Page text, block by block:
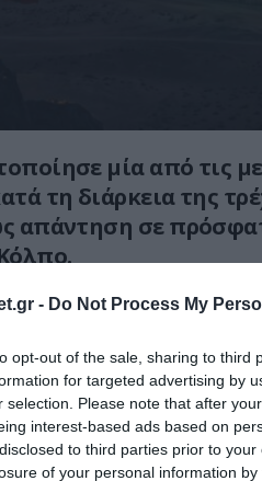
- Do Not Process My
opt-out of the sale, sharing to third
for targeted advertising by
selection. Please note that after
interest-based ads based on
to third parties prior to
of your personal information
μία από τις
τη διάρκεια της
απάντηση σε
Κουβέιτ δέχτηκε
αναστολή πτήσεων
large-escale attacks